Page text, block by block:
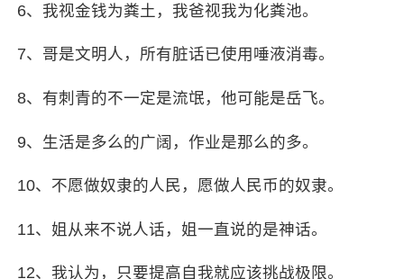
6、我视金钱为粪土，我爸视我为化粪池。
7、哥是文明人，所有脏话已使用唾液消毒。
8、有刺青的不一定是流氓，他可能是岳飞。
9、生活是多么的广阔，作业是那么的多。
10、不愿做奴隶的人民，愿做人民币 的奴隶。
11、姐从来不说人话，姐一直说的是神话。
12、我认为，只要提高自我就应该挑战极限。